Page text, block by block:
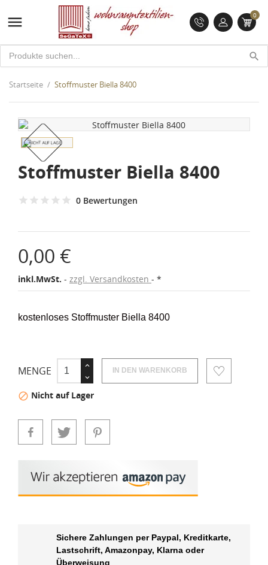
 0
search
Startseite Stoffmuster Biella 8400
NICHT AUF LAGER
Stoffmuster Biella 8400
0 Bewertungen
0,00 €
inkl.MwSt. zzgl. Versandkosten *
kostenloses Stoffmuster Biella 8400
MENGE IN DEN WARENKORB
 Nicht auf Lager
Sichere Zahlungen per Paypal, Kreditkarte,
Lastschrift, Amazonpay, Klarna oder
Überweisung